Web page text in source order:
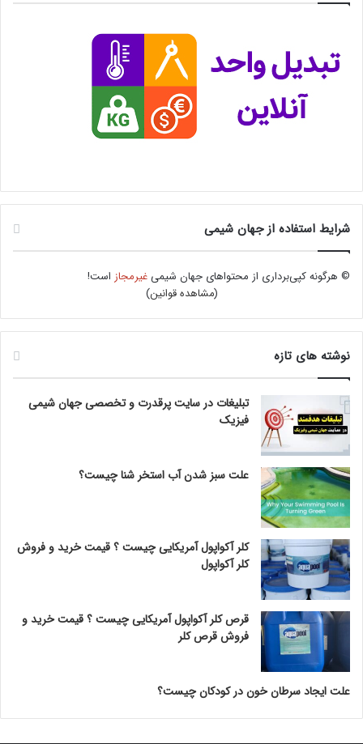
شرایط استفاده از جهان شیمی
© هرگونه کپی‌برداری از محتواهای جهان شیمیغیرمجاز است!
(مشاهده قوانین)
نوشته های تازه
تبلیغات در سایت پرقدرت و تخصصی جهان شیمی
فیزیک
علت سبز شدن آب استخر شنا چیست؟
کلر آکواپول آمریکایی چیست ؟ قیمت خرید و فروش
کلر آکواپول
قرص کلر آکواپول آمریکایی چیست ؟ قیمت خرید و
فروش قرص کلر
علت ایجاد سرطان خون در کودکان چیست؟